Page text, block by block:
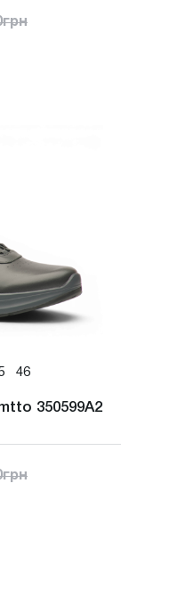
грн
46
350599A2
грн